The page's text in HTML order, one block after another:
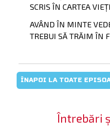
SCRIS ÎN CARTEA
AVÂND ÎN MINTE
TREBUI SĂ TRĂIM ÎN
ÎNAPOI LA TOATE
Întrebări